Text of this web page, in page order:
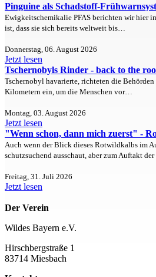
Pinguine als Schadstoff-
Ewigkeitschemikalie PFAS berichten wir hier
ist, dass sie sich bereits weltweit bis…
Donnerstag, 06. August 2026
Jetzt lesen
Tschernobyls Rinder - back to the
Tschernobyl havarierte, richteten die Behörden
Kilometern ein, um die Menschen vor…
Montag, 03. August 2026
Jetzt lesen
"Wenn schon, dann mich zuerst" -
Auch wenn der Blick dieses Rotwildkalbs im
schutzsuchend ausschaut, aber zum Auftakt
Freitag, 31. Juli 2026
Jetzt lesen
Der Verein
Wildes Bayern e.V.
Hirschbergstraße 1
83714 Miesbach